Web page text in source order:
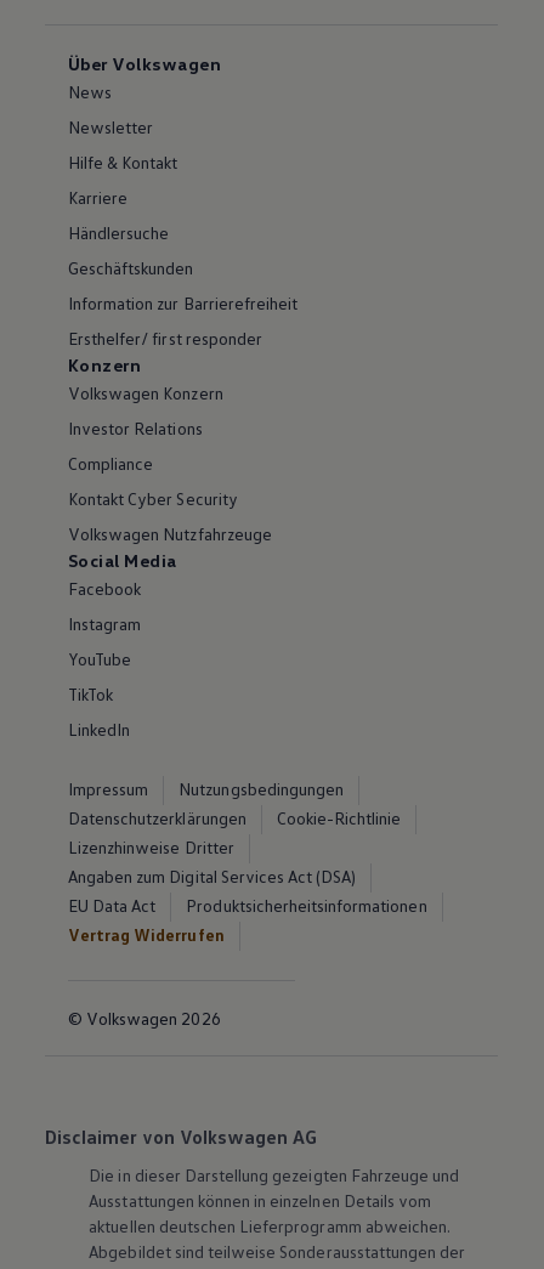
Über Volkswagen
News
Newsletter
Hilfe & Kontakt
Karriere
Händlersuche
Geschäftskunden
Information zur Barrierefreiheit
Ersthelfer/ first responder
Konzern
Volkswagen Konzern
Investor Relations
Compliance
Kontakt Cyber Security
Volkswagen Nutzfahrzeuge
Social Media
Facebook
Instagram
YouTube
TikTok
LinkedIn
Impressum
Nutzungsbedingungen
Datenschutzerklärungen
Cookie-Richtlinie
Lizenzhinweise Dritter
Angaben zum Digital Services Act (DSA)
EU Data Act
Produktsicherheitsinformationen
Vertrag Widerrufen
© Volkswagen 2026
Disclaimer von Volkswagen AG
Die in dieser Darstellung gezeigten Fahrzeuge und
Ausstattungen können in einzelnen Details vom
aktuellen deutschen Lieferprogramm abweichen.
Abgebildet sind teilweise Sonderausstattungen der